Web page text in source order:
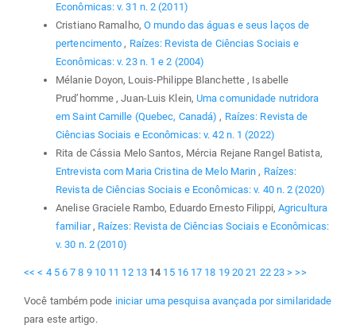
Econômicas: v. 31 n. 2 (2011)
Cristiano Ramalho, O mundo das águas e seus laços de
pertencimento, Raízes: Revista de Ciências Sociais e
Econômicas: v. 23 n. 1 e 2 (2004)
Mélanie Doyon, Louis-Philippe Blanchette , Isabelle
Prud’homme , Juan-Luis Klein,Uma comunidade nutridora
em Saint Camille (Quebec, Canadá), Raízes: Revista de
Ciências Sociais e Econômicas: v. 42 n. 1 (2022)
Rita de Cássia Melo Santos, Mércia Rejane Rangel Batista,
Entrevista com Maria Cristina de Melo Marin, Raízes:
Revista de Ciências Sociais e Econômicas: v. 40 n. 2 (2020)
Anelise Graciele Rambo, Eduardo Ernesto Filippi, Agricultura
familiar, Raízes: Revista de Ciências Sociais e Econômicas:
v. 30 n. 2 (2010)
<< < 4 5 6 7 8 9 10 11 12 13 14 15 16 17 18 19 20 21 22 23 > >>
Você também pode iniciar uma pesquisa avançada por similaridade
para este artigo.